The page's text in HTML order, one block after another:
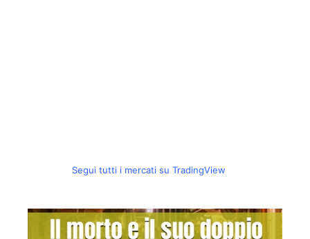
Segui tutti i mercati su TradingView